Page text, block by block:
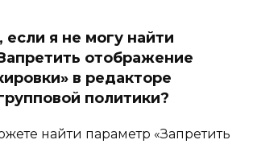
если я не могу найти
отображение
в редакторе
политики?
найти параметр «Запретить